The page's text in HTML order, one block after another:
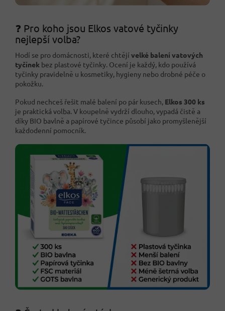
❓ Pro koho jsou Elkos vatové tyčinky
nejlepší volba?
Hodí se pro domácnosti, které chtějí velké balení vatových
tyčinek bez plastové tyčinky. Ocení je každý, kdo používá
tyčinky pravidelně u kosmetiky, hygieny nebo drobné péče o
pokožku.
Pokud nechceš řešit malé balení po pár kusech, Elkos 300 ks
je praktická volba. V koupelně vydrží dlouho, vypadá čistě a
díky BIO bavlně a papírové tyčince působí jako promyšlenější
každodenní pomocník.